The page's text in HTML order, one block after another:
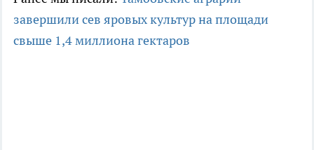
завершили сев яровых культур на площади
свыше 1,4 миллиона гектаров